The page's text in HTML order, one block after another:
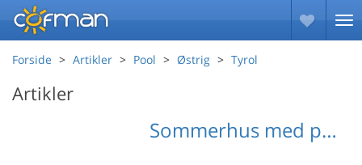
Forside Artikler Pool Østrig Tyrol
Artikler
Sommerhus med pool Ötztal